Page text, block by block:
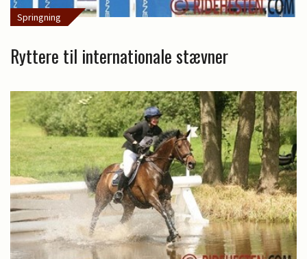
Springning
Ryttere til internationale stævner